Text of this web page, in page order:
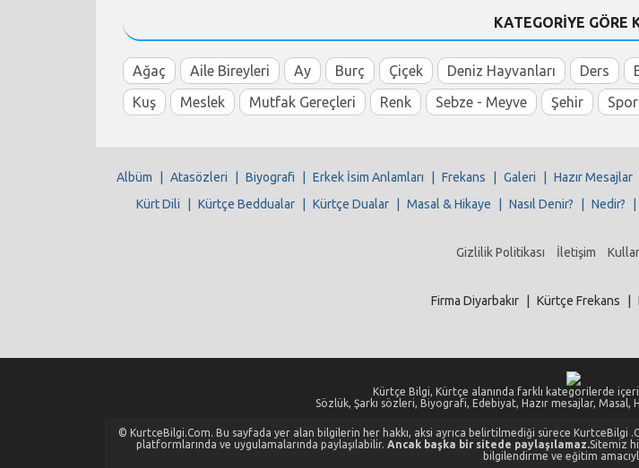
KATEGORİYE GÖRE
Ağaç Aile Bireyleri Ay Burç Çiçek Deniz Hayvanları Ders
Kuş
Meslek Mutfak Gereçleri Renk Sebze - Meyve Şehir Spor
Albüm Atasözleri Biyografi Erkek İsim Anlamları Frekans Galeri Hazır Mesajlar
Kürt Dili
Kürtçe Beddualar Kürtçe Dualar Masal & Hikaye Nasıl Denir? Nedir?
Gizlilik Politikası İletişim
Firma Diyarbakır Kürtçe Frekans
Kürtçe Bilgi, Kürtçe alanında farklı kategorilerde
Sözlük, Şarkı sözleri, Biyografi, Edebiyat, Hazır mesajlar, Masal,
© KurtceBilgi.Com. Bu sayfada yer alan bilgilerin her hakkı, aksi ayrıca belirtilmediği sürece
platformlarında ve uygulamalarında paylaşılabilir. Ancak başka bir sitede paylaşılamaz.Sitemiz
bilgilendirme ve eğitim